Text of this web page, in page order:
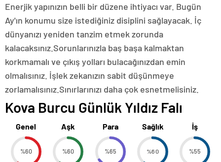
Enerjik yapınızın belli bir düzene ihtiyacı var. Bugün
Ay'ın konumu size istediğiniz disiplini sağlayacak. İç
dünyanızı yeniden tanzim etmek zorunda
kalacaksınız.Sorunlarınızla baş başa kalmaktan
korkmamalı ve çıkış yolları bulacağınızdan emin
olmalısınız. İşlek zekanızın sabit düşünmeye
zorlamalısınız.Sınırlarınızı daha çok esnetmelisiniz.
Kova Burcu Günlük Yıldız Falı
Genel
%60
Aşk
%60
Para
%65
Sağlık
%60
İş
%55